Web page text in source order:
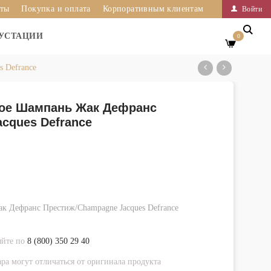
Войти
Покупка и оплата Корпоративным клиентам
0
Defrance
Шампань Жак Дефранс
Defrance
Престиж/Champagne Jacques Defrance
по 8 (800) 350 29 40
могут отличаться от оригинала продукта